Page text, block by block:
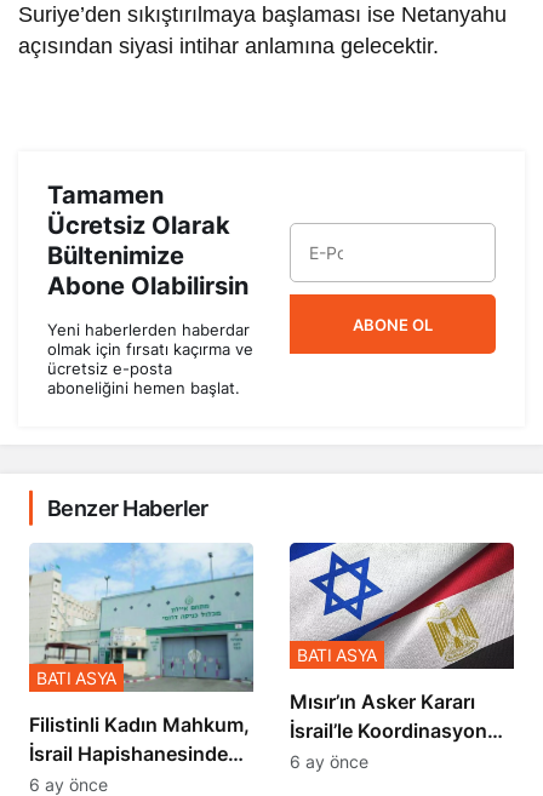
Suriye’den sıkıştırılmaya başlaması ise Netanyahu
açısından siyasi intihar anlamına gelecektir.
Tamamen
Ücretsiz Olarak
Bültenimize
Abone Olabilirsin
Yeni haberlerden haberdar
olmak için fırsatı kaçırma ve
ücretsiz e-posta
aboneliğini hemen başlat.
ABONE OL
Benzer Haberler
Filistinli Kadın Mahkum,
İsrail Hapishanesindeki
Zulmü Anlattı
BATI ASYA
6 ay önce
Mısır’ın Asker Kararı
İsrail’le Koordinasyon
İçinde Gerçekleşmiş
BATI ASYA
6 ay önce